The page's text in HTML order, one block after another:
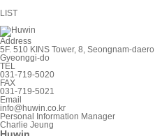
LIST
Address
5F. 510 KINS Tower, 8, Seongnam-
Gyeonggi-do
TEL
031-719-5020
FAX
031-719-5021
Email
info@huwin.co.kr
Personal Information Manager
Charlie Jeung